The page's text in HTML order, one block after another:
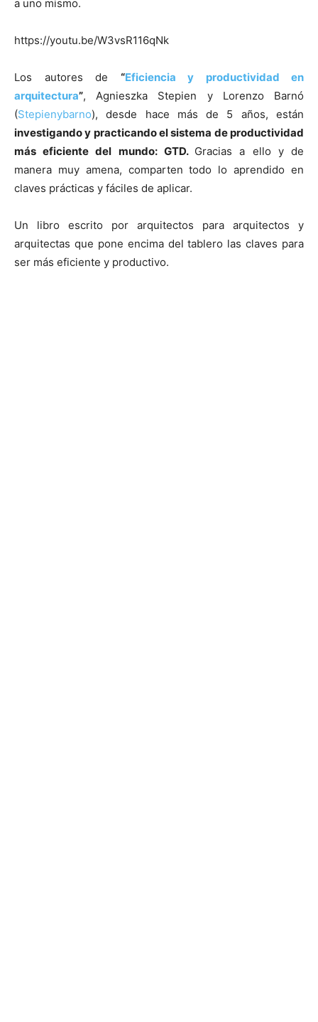
a uno mismo.
https://youtu.be/W3vsR116qNk
Los autores de “Eficiencia y productividad en
arquitectura”, Agnieszka Stepien y Lorenzo Barnó
(Stepienybarno), desde hace más de 5 años, están
investigando y practicando el sistema de productividad
más eficiente del mundo: GTD. Gracias a ello y de
manera muy amena, comparten todo lo aprendido en
claves prácticas y fáciles de aplicar.
Un libro escrito por arquitectos para arquitectos y
arquitectas que pone encima del tablero las claves para
ser más eficiente y productivo.